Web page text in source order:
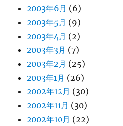
2003年6月 (6)
2003年5月 (9)
2003年4月 (2)
2003年3月 (7)
2003年2月 (25)
2003年1月 (26)
2002年12月 (30)
2002年11月 (30)
2002年10月 (22)